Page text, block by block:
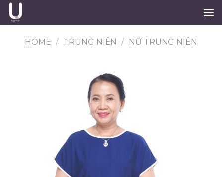
Skip
HOME / TRUNG NIÊN / NỮ TRUNG NIÊN